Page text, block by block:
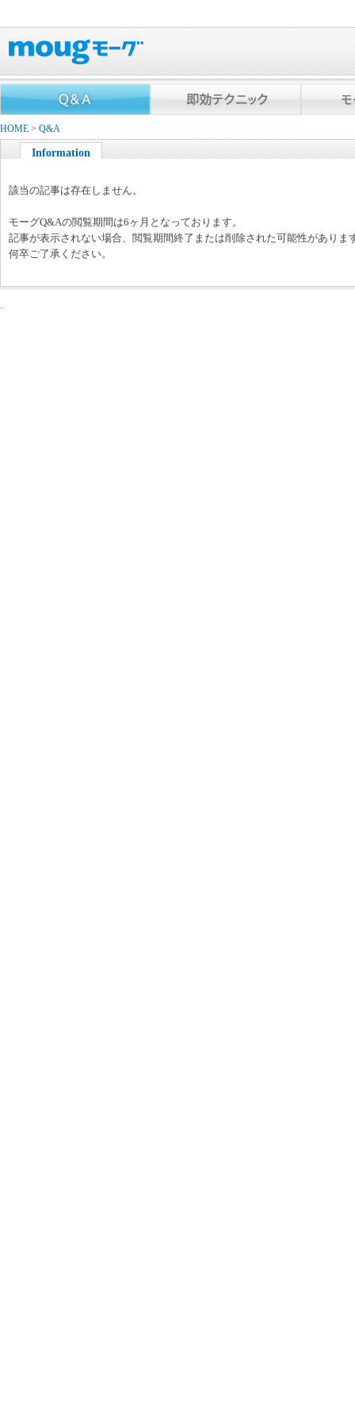
HOME > Q&A
Information
該当の記事は存在しません。
モーグQ&Aの閲覧期間は6ヶ月となっております。
記事が表示されない場合、閲覧期間終了または削除された可能性がありま
何卒ご了承ください。